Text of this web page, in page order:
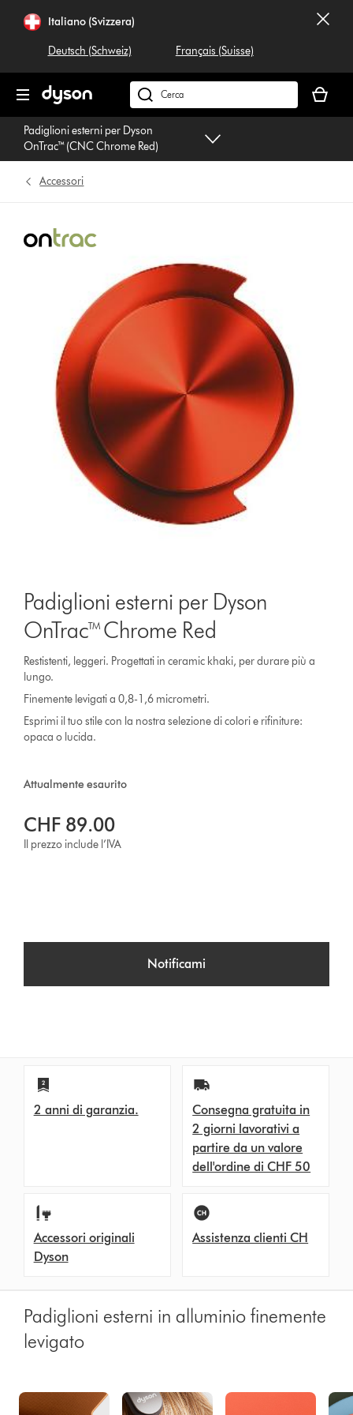
navigazioneItaliano (Svizzera)
Deutsch (Schweiz) Français (Suisse)
Cerca
su
dyson.ch
carrello
è
Padiglioni esterni per Dyson
OnTrac™ (CNC Chrome Red)
Accessori
Padiglioni esterni per Dyson
OnTrac™ Chrome Red
Restistenti, leggeri. Progettati in ceramic khaki, per durare più a
lungo.
Finemente levigati a 0,8-1,6 micrometri.
Esprimi il tuo stile con la nostra selezione di colori e rifiniture:
opaca o lucida.
Attualmente esaurito
CHF 89.00
Il prezzo include l’IVA
Notificami
2 anni di garanzia.
Consegna gratuita in
2 giorni lavorativi a
partire da un valore
dell'ordine di CHF 50
Accessori originali
Dyson
Assistenza clienti CH
Padiglioni esterni in alluminio finemente
levigato